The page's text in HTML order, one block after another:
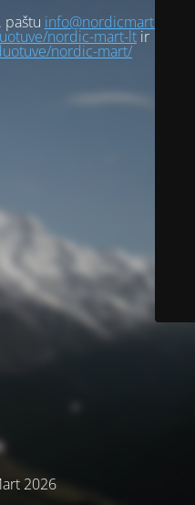
paštu info@nordicmart.com
nordic-mart-ltir
nordic-mart/
2026